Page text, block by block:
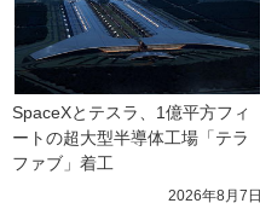
SpaceXとテスラ、1億平方フィ
ートの超大型半導体工場「テラ
ファブ」着工
2026年8月7日